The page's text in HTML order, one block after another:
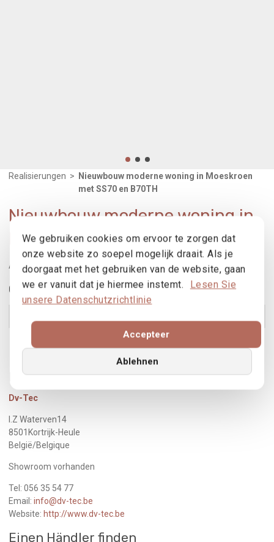
Realisierungen >
Nieuwbouw moderne woning in Moeskroen
met SS70 en B70TH
Nieuwbouw moderne woning in
Moeskroen met SS70 en B70TH
Architekt : Benoit Courcelles
Gebruikte producten
Realisiert von
Dv-Tec
I.Z Waterven14
8501Kortrijk-Heule
België/Belgique
Showroom vorhanden
Tel: 056 35 54 77
Email: info@dv-tec.be
Website: http://www.dv-tec.be
Einen Händler finden
We gebruiken cookies om ervoor te zorgen dat
onze website zo soepel mogelijk draait. Als je
doorgaat met het gebruiken van de website, gaan
we er vanuit dat je hiermee instemt.
Lesen Sie
unsere Datenschutzrichtlinie
Accepteer
Ablehnen